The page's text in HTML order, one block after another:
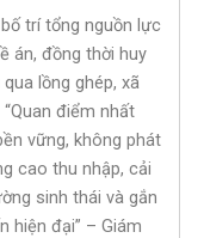
trí tổng nguồn lực
án, đồng thời huy
lồng ghép, xã
điểm nhất
vững, không phát
cao thu nhập, cải
sinh thái và gắn
hiện đại” – Giám